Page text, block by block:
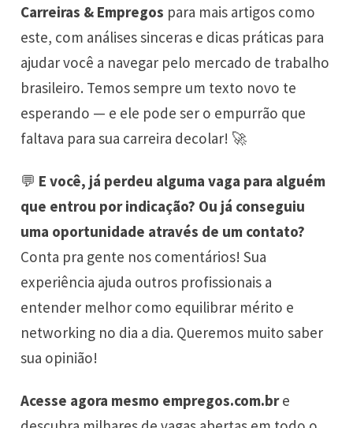
Carreiras & Empregos para mais artigos como
este, com análises sinceras e dicas práticas para
ajudar você a navegar pelo mercado de trabalho
brasileiro. Temos sempre um texto novo te
esperando — e ele pode ser o empurrão que
faltava para sua carreira decolar! 🚀
💬 E você, já perdeu alguma vaga para alguém
que entrou por indicação? Ou já conseguiu
uma oportunidade através de um contato?
Conta pra gente nos comentários! Sua
experiência ajuda outros profissionais a
entender melhor como equilibrar mérito e
networking no dia a dia. Queremos muito saber
sua opinião!
Acesse agora mesmo empregos.com.bre